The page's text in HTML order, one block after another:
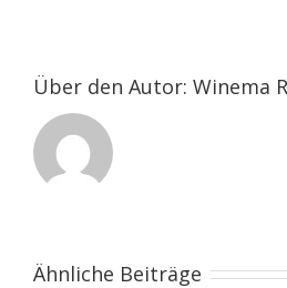
Über den Autor: Winema
Ähnliche Beiträge